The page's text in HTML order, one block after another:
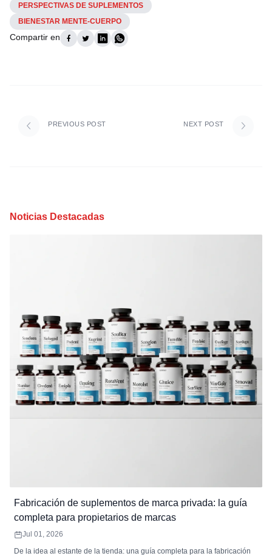
PERSPECTIVAS DE SUPLEMENTOS
BIENESTAR MENTE-CUERPO
Compartir en
PREVIOUS POST NEXT POST
Noticias Destacadas
Fabricación de suplementos de marca privada: la guía
completa para propietarios de marcas
Jul 01, 2026
De la idea al estante de la tienda: una guía completa para la fabricación